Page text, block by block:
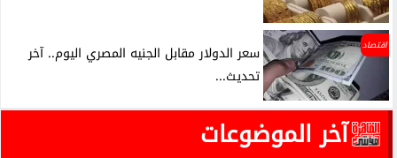
اقتصاد
سعر الدولار مقابل الجنيه المصري اليوم.. آخر
تحديث...
آخر الموضوعات